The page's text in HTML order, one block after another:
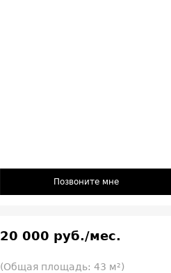
Позвоните мне
20 000 руб./мес.
(Общая площадь: 43 м²)